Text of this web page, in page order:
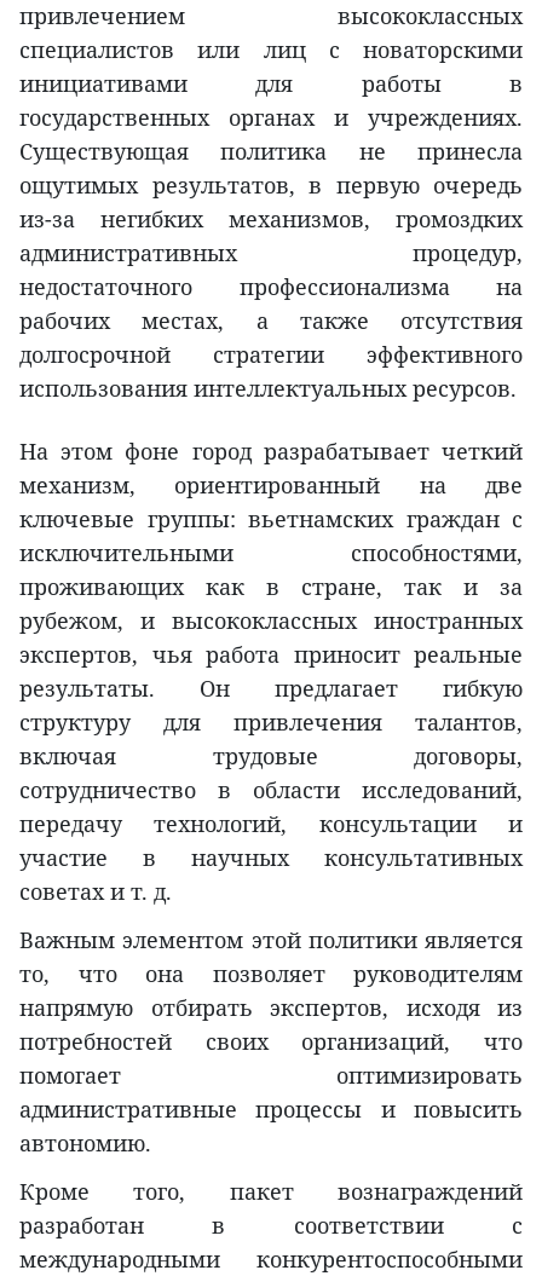
привлечением высококлассных
специалистов или лиц с новаторскими
инициативами для работы в
государственных органах и учреждениях.
Существующая политика не принесла
ощутимых результатов, в первую очередь
из-за негибких механизмов, громоздких
административных процедур,
недостаточного профессионализма на
рабочих местах, а также отсутствия
долгосрочной стратегии эффективного
использования интеллектуальных ресурсов.
На этом фоне город разрабатывает четкий
механизм, ориентированный на две
ключевые группы: вьетнамских граждан с
исключительными способностями,
проживающих как в стране, так и за
рубежом, и высококлассных иностранных
экспертов, чья работа приносит реальные
результаты. Он предлагает гибкую
структуру для привлечения талантов,
включая трудовые договоры,
сотрудничество в области исследований,
передачу технологий, консультации и
участие в научных консультативных
советах и т. д.
Важным элементом этой политики является
то, что она позволяет руководителям
напрямую отбирать экспертов, исходя из
потребностей своих организаций, что
помогает оптимизировать
административные процессы и повысить
автономию.
Кроме того, пакет вознаграждений
разработан в соответствии с
международными конкурентоспособными